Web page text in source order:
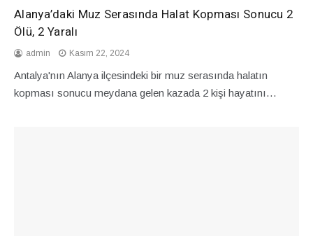
Alanya’daki Muz Serasında Halat Kopması Sonucu 2
Ölü, 2 Yaralı
admin Kasım 22, 2024
Antalya'nın Alanya ilçesindeki bir muz serasında halatın
kopması sonucu meydana gelen kazada 2 kişi hayatını…